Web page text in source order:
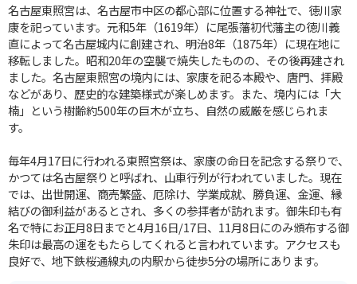
名古屋東照宮は、名古屋市中区の都心部に位置する神社で、徳川家
康を祀っています。元和5年（1619年）に尾張藩初代藩主の徳川義
直によって名古屋城内に創建され、明治8年（1875年）に現在地に
移転しました。昭和20年の空襲で焼失したものの、その後再建され
ました。名古屋東照宮の境内には、家康を祀る本殿や、唐門、拝殿
などがあり、歴史的な建築様式が楽しめます。また、境内には「大
楠」という樹齢約500年の巨木が立ち、自然の威厳を感じられま
す。
毎年4月17日に行われる東照宮祭は、家康の命日を記念する祭りで、
かつては名古屋祭りと呼ばれ、山車行列が行われていました。現在
では、出世開運、商売繁盛、厄除け、学業成就、勝負運、金運、縁
結びの御利益があるとされ、多くの参拝者が訪れます。御朱印も有
名で特にお正月8日までと4月16日/17日、11月8日にのみ頒布する御
朱印は最高の運をもたらしてくれると言われています。アクセスも
良好で、地下鉄桜通線丸の内駅から徒歩5分の場所にあります。